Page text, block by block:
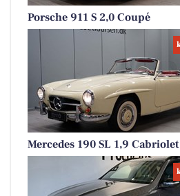
Porsche 911 S 2,0 Coupé
Mercedes 190 SL 1,9 Cabriolet